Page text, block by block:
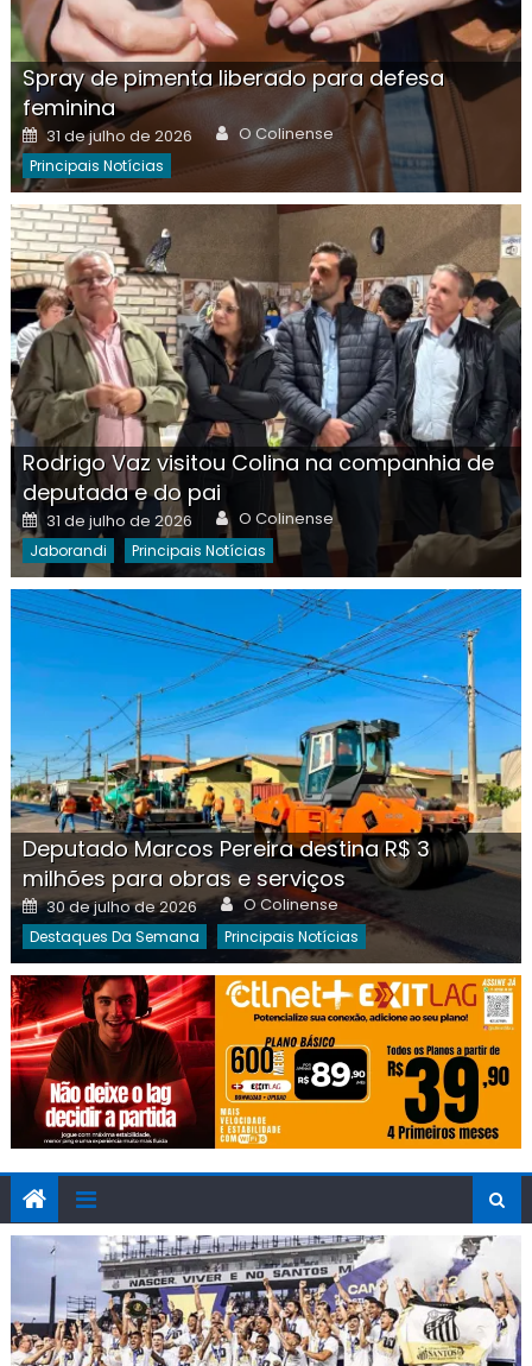
Spray de pimenta liberado para defesa
feminina
Posted
on
31 de julho de 2026 Author
O Colinense
Principais Notícias
Rodrigo Vaz visitou Colina na companhia de
deputada e do pai
Posted
on
31 de julho de 2026 Author
O Colinense
Jaborandi Principais Notícias
Deputado Marcos Pereira destina R$ 3
milhões para obras e serviços
Posted
on
30 de julho de 2026 Author
O Colinense
Destaques Da Semana Principais Notícias